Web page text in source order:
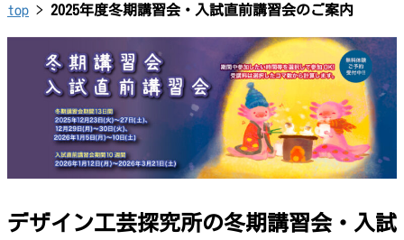
top > 2025年度冬期講習会・入試直前講習会のご案内
デザイン工芸探究所の冬期講習会・入試